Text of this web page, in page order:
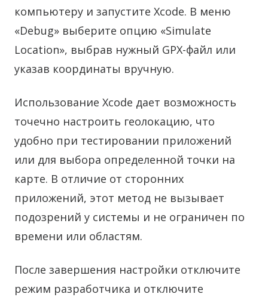
компьютеру и запустите Xcode. В меню
«Debug» выберите опцию «Simulate
Location», выбрав нужный GPX-файл или
указав координаты вручную.
Использование Xcode дает возможность
точечно настроить геолокацию, что
удобно при тестировании приложений
или для выбора определенной точки на
карте. В отличие от сторонних
приложений, этот метод не вызывает
подозрений у системы и не ограничен по
времени или областям.
После завершения настройки отключите
режим разработчика и отключите